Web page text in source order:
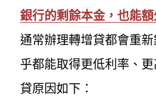
銀行的剩餘本金，也能
通常辦理轉增貸都會重
乎都能取得更低利率、
貸原因如下：